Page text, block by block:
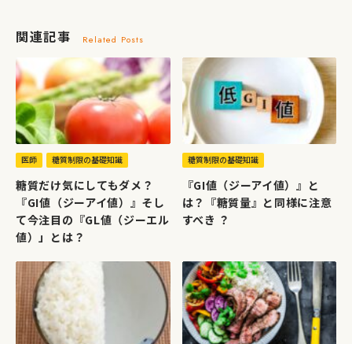
関連記事 Related Posts
医師 糖質制限の基礎知識
糖質だけ気にしてもダメ？
『GI値（ジーアイ値）』そし
て今注目の『GL値（ジーエル
値）」とは？
糖質制限の基礎知識
『GI値（ジーアイ値）』と
は？『糖質量』と同様に注意
すべき ？